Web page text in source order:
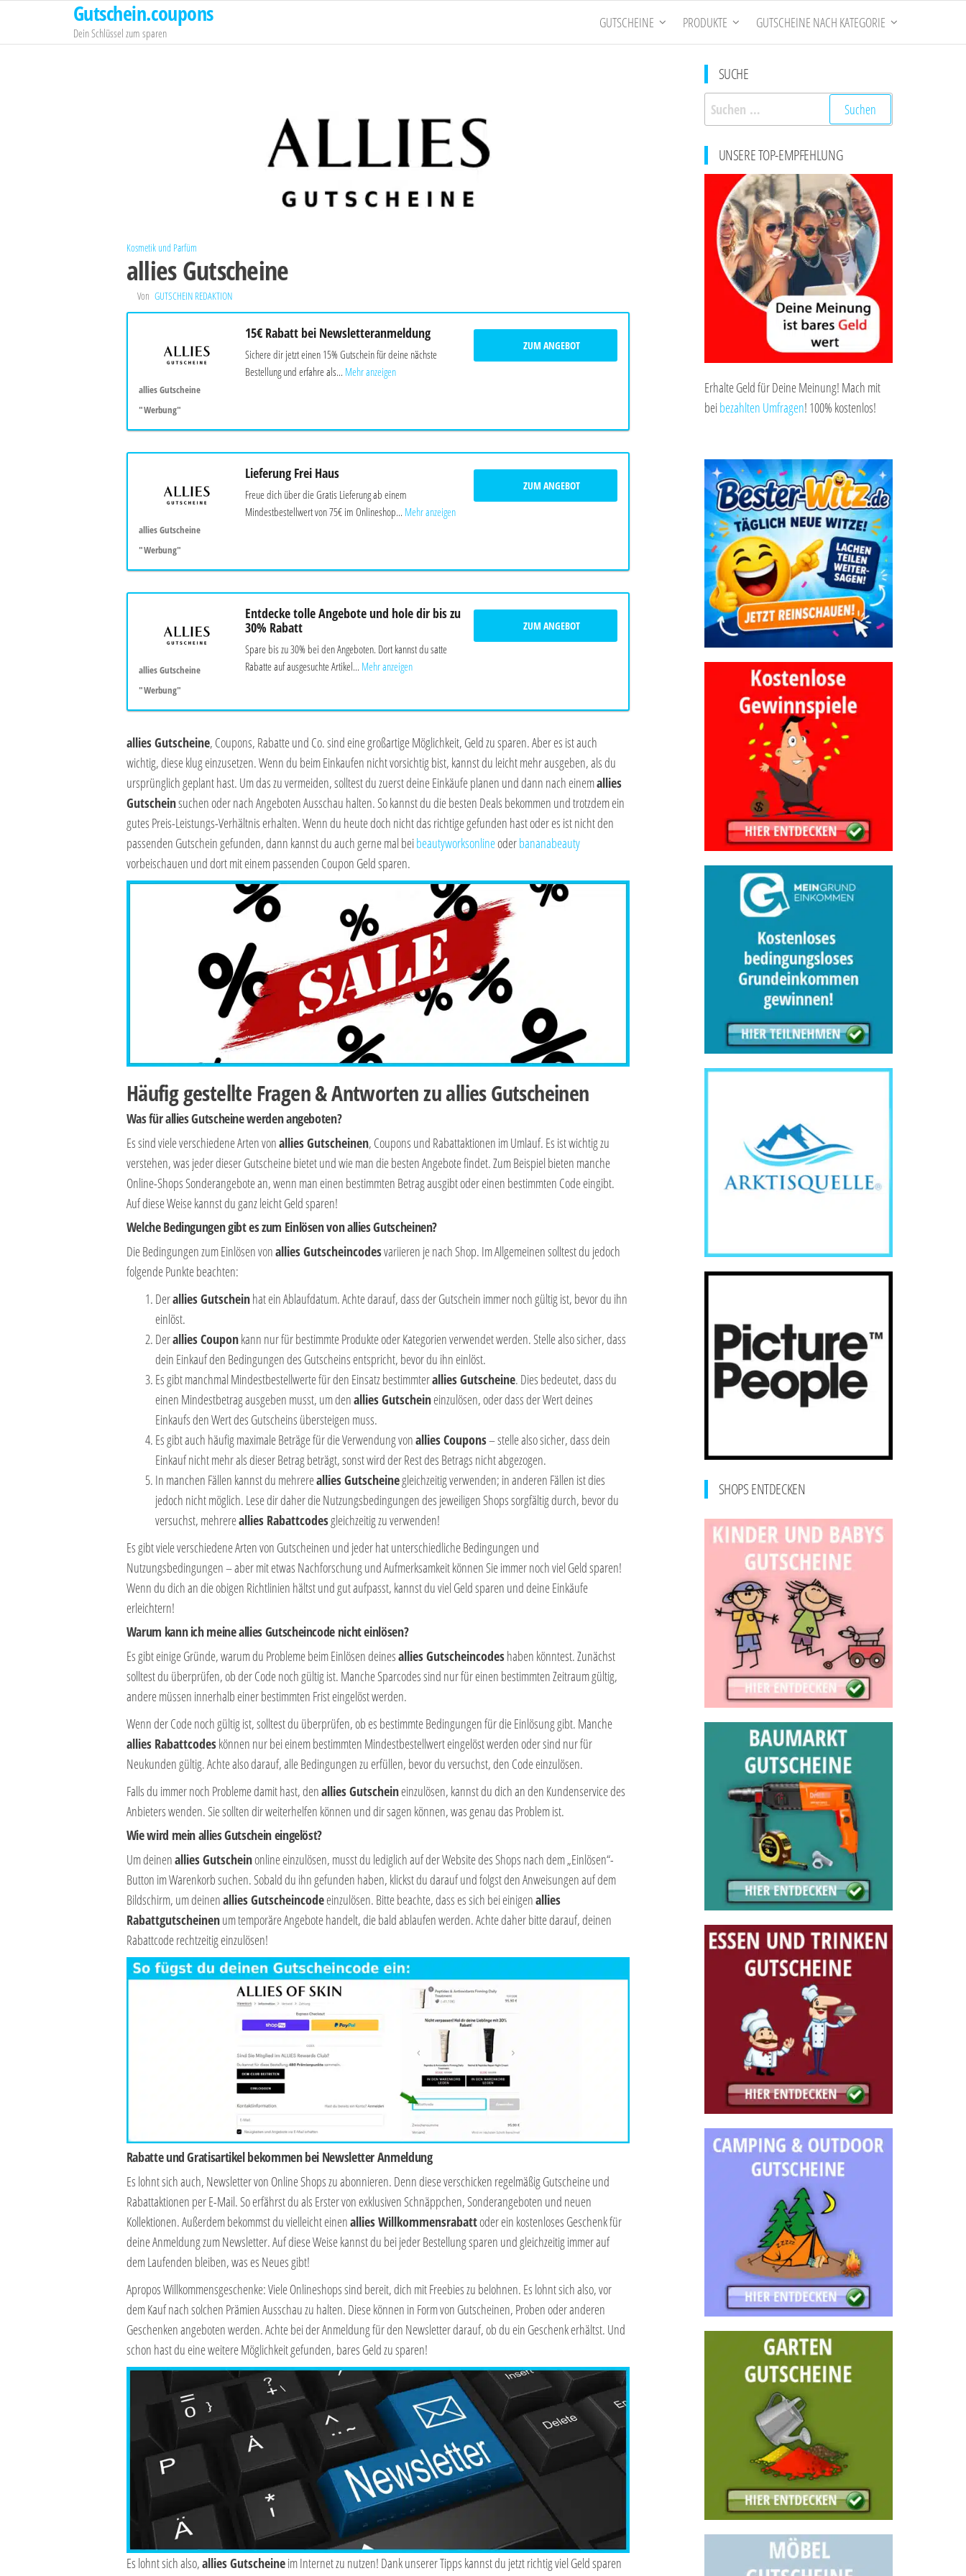
springen
Gutschein.coupons
Dein Schlüssel zum sparen
GUTSCHEINE PRODUKTE GUTSCHEINE NACH KATEGORIE
Kosmetik und Parfüm
allies Gutscheine
Von GUTSCHEIN REDAKTION
allies Gutscheine
"Werbung"
15€ Rabatt bei Newsletteranmeldung
Sichere dir jetzt einen 15% Gutschein für deine nächste
Bestellung und erfahre als... Mehr anzeigen
ZUM ANGEBOT
allies Gutscheine
"Werbung"
Lieferung Frei Haus
Freue dich über die Gratis Lieferung ab einem
Mindestbestellwert von 75€ im Onlineshop... Mehr anzeigen
ZUM ANGEBOT
allies Gutscheine
"Werbung"
Entdecke tolle Angebote und hole dir bis zu
30% Rabatt
Spare bis zu 30% bei den Angeboten. Dort kannst du satte
Rabatte auf ausgesuchte Artikel... Mehr anzeigen
ZUM ANGEBOT
allies Gutscheine, Coupons, Rabatte und Co. sind eine großartige Möglichkeit, Geld zu sparen. Aber es ist auch
wichtig, diese klug einzusetzen. Wenn du beim Einkaufen nicht vorsichtig bist, kannst du leicht mehr ausgeben, als du
ursprünglich geplant hast. Um das zu vermeiden, solltest du zuerst deine Einkäufe planen und dann nach einemallies
Gutscheinsuchen oder nach Angeboten Ausschau halten. So kannst du die besten Deals bekommen und trotzdem ein
gutes Preis-Leistungs-Verhältnis erhalten. Wenn du heute doch nicht das richtige gefunden hast oder es ist nicht den
passenden Gutschein gefunden, dann kannst du auch gerne mal beibeautyworksonlineoderbananabeauty
vorbeischauen und dort mit einem passenden Coupon Geld sparen.
Häufig gestellte Fragen & Antworten zu allies Gutscheinen
Was für allies Gutscheine werden angeboten?
Es sind viele verschiedene Arten vonallies Gutscheinen, Coupons und Rabattaktionen im Umlauf. Es ist wichtig zu
verstehen, was jeder dieser Gutscheine bietet und wie man die besten Angebote findet. Zum Beispiel bieten manche
Online-Shops Sonderangebote an, wenn man einen bestimmten Betrag ausgibt oder einen bestimmten Code eingibt.
Auf diese Weise kannst du ganz leicht Geld sparen!
Welche Bedingungen gibt es zum Einlösen von allies Gutscheinen?
Die Bedingungen zum Einlösen vonallies Gutscheincodesvariieren je nach Shop. Im Allgemeinen solltest du jedoch
folgende Punkte beachten:
Derallies Gutscheinhat ein Ablaufdatum. Achte darauf, dass der Gutschein immer noch gültig ist, bevor du ihn
einlöst.
Derallies Couponkann nur für bestimmte Produkte oder Kategorien verwendet werden. Stelle also sicher, dass
dein Einkauf den Bedingungen des Gutscheins entspricht, bevor du ihn einlöst.
Es gibt manchmal Mindestbestellwerte für den Einsatz bestimmterallies Gutscheine. Dies bedeutet, dass du
einen Mindestbetrag ausgeben musst, um denallies Gutscheineinzulösen, oder dass der Wert deines
Einkaufs den Wert des Gutscheins übersteigen muss.
Es gibt auch häufig maximale Beträge für die Verwendung vonallies Coupons– stelle also sicher, dass dein
Einkauf nicht mehr als dieser Betrag beträgt, sonst wird der Rest des Betrags nicht abgezogen.
In manchen Fällen kannst du mehrereallies Gutscheinegleichzeitig verwenden; in anderen Fällen ist dies
jedoch nicht möglich. Lese dir daher die Nutzungsbedingungen des jeweiligen Shops sorgfältig durch, bevor du
versuchst, mehrereallies Rabattcodesgleichzeitig zu verwenden!
Es gibt viele verschiedene Arten von Gutscheinen und jeder hat unterschiedliche Bedingungen und
Nutzungsbedingungen – aber mit etwas Nachforschung und Aufmerksamkeit können Sie immer noch viel Geld sparen!
Wenn du dich an die obigen Richtlinien hältst und gut aufpasst, kannst du viel Geld sparen und deine Einkäufe
erleichtern!
Warum kann ich meine allies Gutscheincode nicht einlösen?
Es gibt einige Gründe, warum du Probleme beim Einlösen deinesallies Gutscheincodeshaben könntest. Zunächst
solltest du überprüfen, ob der Code noch gültig ist. Manche Sparcodes sind nur für einen bestimmten Zeitraum gültig,
andere müssen innerhalb einer bestimmten Frist eingelöst werden.
Wenn der Code noch gültig ist, solltest du überprüfen, ob es bestimmte Bedingungen für die Einlösung gibt. Manche
allies Rabattcodeskönnen nur bei einem bestimmten Mindestbestellwert eingelöst werden oder sind nur für
Neukunden gültig. Achte also darauf, alle Bedingungen zu erfüllen, bevor du versuchst, den Code einzulösen.
Falls du immer noch Probleme damit hast, denallies Gutscheineinzulösen, kannst du dich an den Kundenservice des
Anbieters wenden. Sie sollten dir weiterhelfen können und dir sagen können, was genau das Problem ist.
Wie wird mein allies Gutschein eingelöst?
Um deinenallies Gutscheinonline einzulösen, musst du lediglich auf der Website des Shops nach dem „Einlösen“-
Button im Warenkorb suchen. Sobald du ihn gefunden haben, klickst du darauf und folgst den Anweisungen auf dem
Bildschirm, um deinenallies Gutscheincodeeinzulösen. Bitte beachte, dass es sich bei einigenallies
Rabattgutscheinenum temporäre Angebote handelt, die bald ablaufen werden. Achte daher bitte darauf, deinen
Rabattcode rechtzeitig einzulösen!
Rabatte und Gratisartikel bekommen bei Newsletter Anmeldung
Es lohnt sich auch, Newsletter von Online Shops zu abonnieren. Denn diese verschicken regelmäßig Gutscheine und
Rabattaktionen per E-Mail. So erfährst du als Erster von exklusiven Schnäppchen, Sonderangeboten und neuen
Kollektionen. Außerdem bekommst du vielleicht einenallies Willkommensrabattoder ein kostenloses Geschenk für
deine Anmeldung zum Newsletter. Auf diese Weise kannst du bei jeder Bestellung sparen und gleichzeitig immer auf
dem Laufenden bleiben, was es Neues gibt!
Apropos Willkommensgeschenke: Viele Onlineshops sind bereit, dich mit Freebies zu belohnen. Es lohnt sich also, vor
dem Kauf nach solchen Prämien Ausschau zu halten. Diese können in Form von Gutscheinen, Proben oder anderen
Geschenken angeboten werden. Achte bei der Anmeldung für den Newsletter darauf, ob du ein Geschenk erhältst. Und
schon hast du eine weitere Möglichkeit gefunden, bares Geld zu sparen!
Es lohnt sich also,allies Gutscheineim Internet zu nutzen! Dank unserer Tipps kannst du jetzt richtig viel Geld sparen
SUCHE
Suchen
nach:
UNSERE TOP-EMPFEHLUNG
Erhalte Geld für Deine Meinung! Mach mit
beibezahlten Umfragen! 100% kostenlos!
SHOPS ENTDECKEN